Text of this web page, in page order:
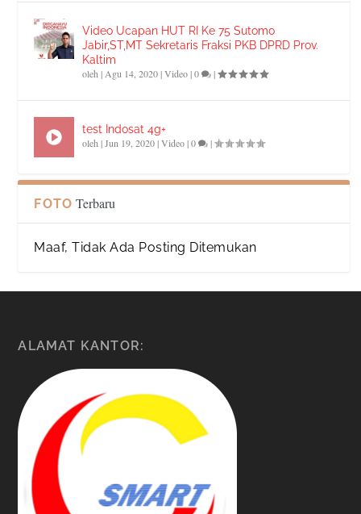
Video Ucapan HUT RI Ke 75 Sutomo
Jabir,ST,MT Sekretaris Fraksi PKB DPRD Prov.
Kaltim
oleh| Agu 14, 2020|Video|0 |
test Indosat 4g+
oleh|Jun 19, 2020|Video|0 |
FOTO Terbaru
Maaf, Tidak Ada Posting Ditemukan
ALAMAT KANTOR: